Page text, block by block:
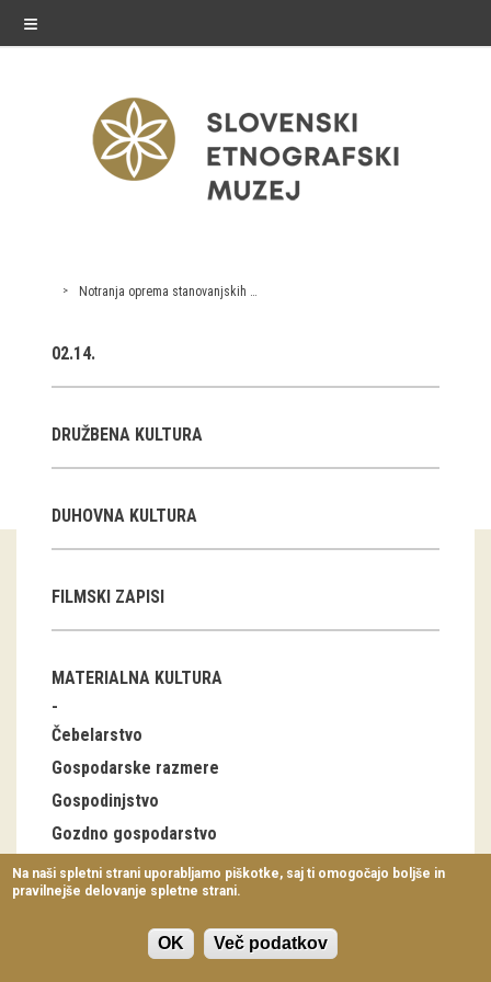
≡
razstave
Občasne razstave
Gostovanja
E-razstave
Virtualni sprehodi
Napovednik
dogodki
Koledar dogodkov
Prireditve
Predavanja
Delavnice
Vodeni ogledi
Notranja oprema stanovanjskih stavb, bivalna kultura
02.14.
DRUŽBENA KULTURA
DUHOVNA KULTURA
FILMSKI ZAPISI
MATERIALNA KULTURA
Čebelarstvo
Gospodarske razmere
Gospodinjstvo
Gozdno gospodarstvo
Industrija
Lov, ribolov
Nabiralništvo
Notranja oprema stanovanjskih stavb, bivalna
Na naši spletni strani uporabljamo piškotke, saj ti omogočajo boljše in
pravilnejše delovanje spletne strani.
OK Več podatkov